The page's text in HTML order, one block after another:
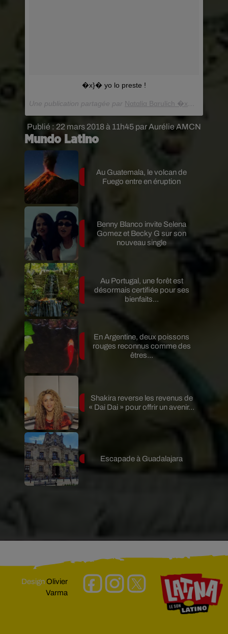
Publié : 22 mars 2018 à 11h45 par Aurélie AMCN
�x}� yo lo preste !
Une publication partagée par Ναtαlία Bαrulίch �xR�
Mundo Latino
Au Guatemala, le volcan de
Fuego entre en éruption
Benny Blanco invite Selena
Gomez et Becky G sur son
nouveau single
Au Portugal, une forêt est
désormais certifiée pour ses
bienfaits...
En Argentine, deux poissons
rouges reconnus comme des
êtres...
Shakira reverse les revenus de
« Dai Dai » pour offrir un avenir...
Escapade à Guadalajara
DesignOlivier
Varma